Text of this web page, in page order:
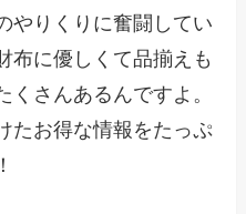
やりくりに奮闘してい
布に優しくて品揃えも
さんあるんですよ。
たお得な情報をたっぷ